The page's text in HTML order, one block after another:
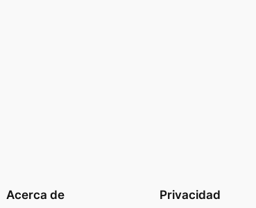
Acerca de Privacidad